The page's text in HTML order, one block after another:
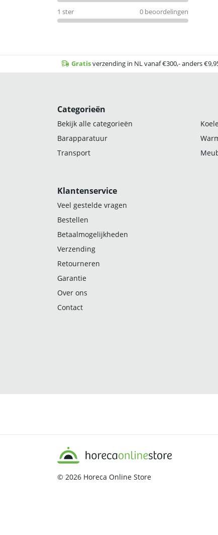
1 ster 0 beoordelingen
Gratisverzending in NL vanaf €300,- anders
Categorieën
Bekijk alle categorieën
Barapparatuur
Transport
Klantenservice
Veel gestelde vragen
Bestellen
Betaalmogelijkheden
Verzending
Retourneren
Garantie
Over ons
Contact
© 2026 Horeca Online Store